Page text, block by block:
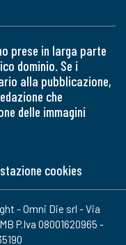
prese in larga parte
dominio. Se i
alla pubblicazione,
che
delle immagini
cookies
- Omni Die srl - Via
P.Iva 08001620965 -